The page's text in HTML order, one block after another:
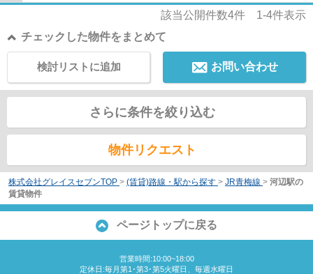
で景色も良く、多数のお問い合わせをいただ...
該当公開件数4件 1-4件表示
チェックした物件をまとめて
お問い合わせ
検討リストに追加
さらに条件を絞り込む
物件リクエスト
株式会社グレイスセブンTOP > (賃貸)路線・駅から探す > JR青梅線 > 河辺駅の
賃貸物件
ページトップに戻る
営業時間:10:00~18:00
定休日:毎月第1･第3･第5火曜日、毎週水曜日